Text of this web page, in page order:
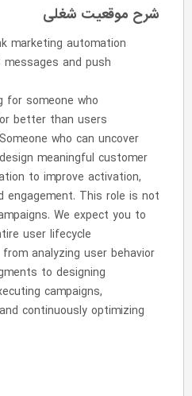
شرح موقعیت شغلی
marketing automation
and push
for someone who
better than users
who can uncover
meaningful customer
to improve activation,
engagement. This role is not
We expect you to
user lifecycle
analyzing user behavior
to designing
campaigns,
continuously optimizing